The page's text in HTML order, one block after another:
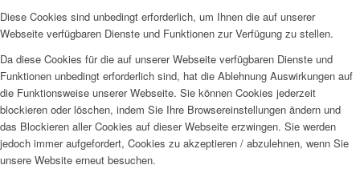
Diese Cookies sind unbedingt erforderlich, um Ihnen die auf unserer
Webseite verfügbaren Dienste und Funktionen zur Verfügung zu stellen.
Da diese Cookies für die auf unserer Webseite verfügbaren Dienste und
Funktionen unbedingt erforderlich sind, hat die Ablehnung Auswirkungen auf
die Funktionsweise unserer Webseite. Sie können Cookies jederzeit
blockieren oder löschen, indem Sie Ihre Browsereinstellungen ändern und
das Blockieren aller Cookies auf dieser Webseite erzwingen. Sie werden
jedoch immer aufgefordert, Cookies zu akzeptieren / abzulehnen, wenn Sie
unsere Website erneut besuchen.